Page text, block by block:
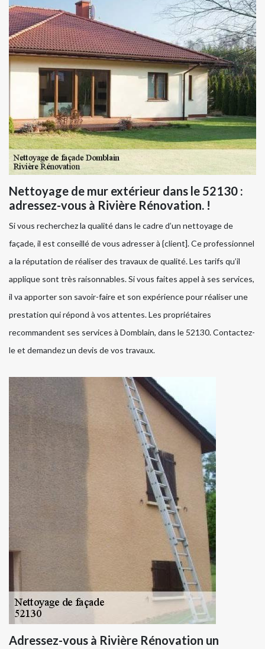
Nettoyage de mur extérieur dans le 52130 :
adressez-vous à Rivière Rénovation. !
Si vous recherchez la qualité dans le cadre d’un nettoyage de
façade, il est conseillé de vous adresser à {client]. Ce professionnel
a la réputation de réaliser des travaux de qualité. Les tarifs qu’il
applique sont très raisonnables. Si vous faites appel à ses services,
il va apporter son savoir-faire et son expérience pour réaliser une
prestation qui répond à vos attentes. Les propriétaires
recommandent ses services à Domblain, dans le 52130. Contactez-
le et demandez un devis de vos travaux.
Adressez-vous à Rivière Rénovation un